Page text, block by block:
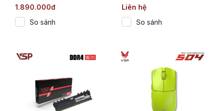
1.890.000đ
So sánh
Desktop / Tản Nhiệt
Nhôm Đen)
Liên hệ
So sánh